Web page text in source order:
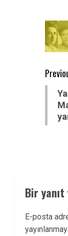
post:
Bir yanıt
E-posta